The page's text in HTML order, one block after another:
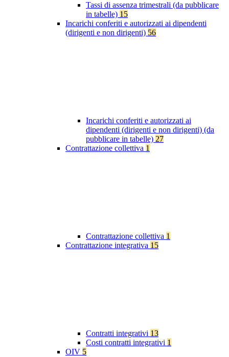
Tassi di assenza trimestrali (da pubblicare
in tabelle) 15
Incarichi conferiti e autorizzati ai dipendenti
(dirigenti e non dirigenti) 56
Incarichi conferiti e autorizzati ai
dipendenti (dirigenti e non dirigenti) (da
pubblicare in tabelle) 27
Contrattazione collettiva 1
Contrattazione collettiva 1
Contrattazione integrativa 15
Contratti integrativi 13
Costi contratti integrativi 1
OIV 5